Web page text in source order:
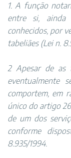
1. A função
entre si, ainda
conhecidos, por
tabeliães (Lei n.
2 Apesar de as
eventualmente
comportem, em
único do artigo
de um dos
conforme
8.935/1994.